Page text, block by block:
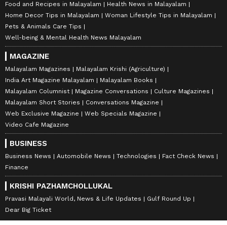
Food and Recipes in Malayalam
Health News in Malayalam
Home Decor Tips in Malayalam
Woman Lifestyle Tips in Malayalam
Pets & Animals Care Tips
Well-being & Mental Health News Malayalam
MAGAZINE
Malayalam Magazines
Malayalam Krishi (Agriculture)
India Art Magazine Malayalam
Malayalam Books
Malayalam Columnist
Magazine Conversations
Culture Magazines
Malayalam Short Stories
Conversations Magazine
Web Exclusive Magazine
Web Specials Magazine
Video Cafe Magazine
BUSINESS
Business News Automobile News Technologies
Fact Check News
Finance
KRISHI PAZHAMCHOLLUKAL
Pravasi Malayali World, News & Life Updates
Gulf Round Up
Dear Big Ticket